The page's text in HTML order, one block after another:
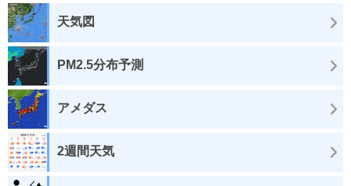
天気図
PM2.5分布予測
アメダス
2週間天気